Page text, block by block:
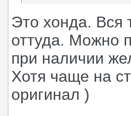
Это хонда. Вся
оттуда. Можно
при наличии
Хотя чаще на
оригинал )